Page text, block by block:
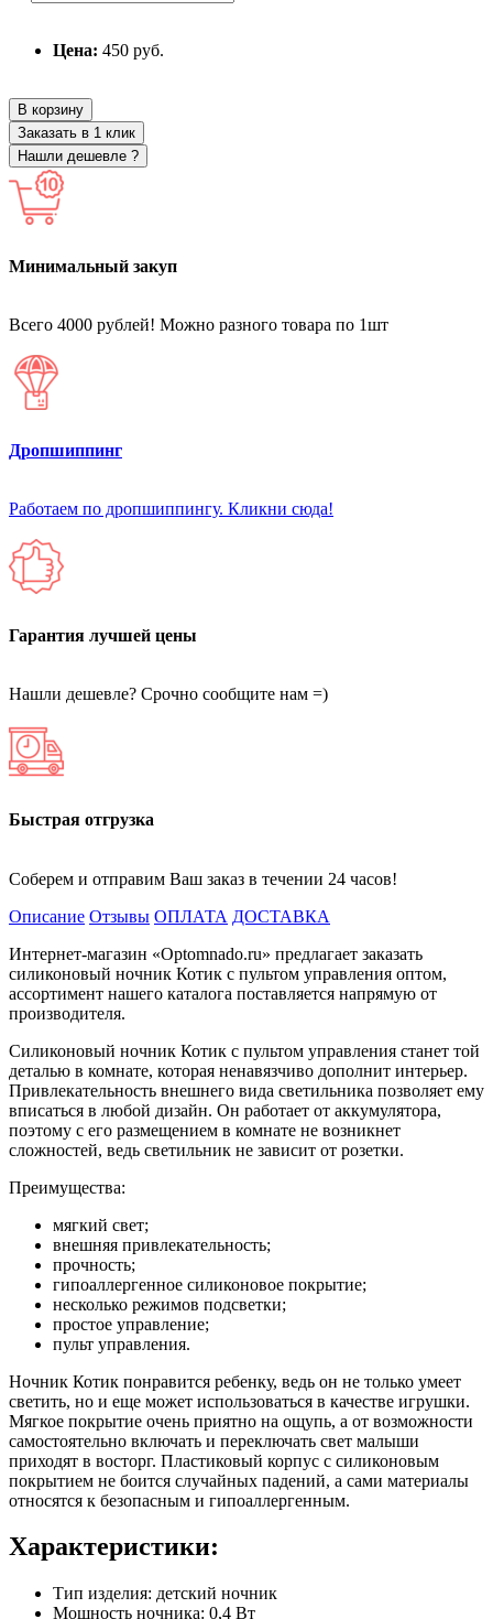
Цена: 450 руб.
В корзину
Заказать в 1 клик
Нашли дешевле ?
Минимальный закуп
Всего 4000 рублей! Можно разного товара по 1шт
Дропшиппинг
Работаем по дропшиппингу. Кликни сюда!
Гарантия лучшей цены
Нашли дешевле? Срочно сообщите нам =)
Быстрая отгрузка
Соберем и отправим Ваш заказ в течении 24 часов!
Описание Отзывы ОПЛАТА ДОСТАВКА
Интернет-магазин «Optomnado.ru» предлагает заказать
силиконовый ночник Котик с пультом управления оптом,
ассортимент нашего каталога поставляется напрямую от
производителя.
Силиконовый ночник Котик с пультом управления станет той
деталью в комнате, которая ненавязчиво дополнит интерьер.
Привлекательность внешнего вида светильника позволяет ему
вписаться в любой дизайн. Он работает от аккумулятора,
поэтому с его размещением в комнате не возникнет
сложностей, ведь светильник не зависит от розетки.
Преимущества:
мягкий свет;
внешняя привлекательность;
прочность;
гипоаллергенное силиконовое покрытие;
несколько режимов подсветки;
простое управление;
пульт управления.
Ночник Котик понравится ребенку, ведь он не только умеет
светить, но и еще может использоваться в качестве игрушки.
Мягкое покрытие очень приятно на ощупь, а от возможности
самостоятельно включать и переключать свет малыши
приходят в восторг. Пластиковый корпус с силиконовым
покрытием не боится случайных падений, а сами материалы
относятся к безопасным и гипоаллергенным.
Характеристики:
Тип изделия: детский ночник
Мощность ночника: 0,4 Вт